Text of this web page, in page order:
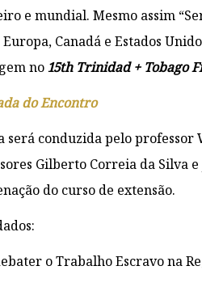
e mundial. Mesmo assim
Canadá e Estados
no15th Trinidad + Tobago
do Encontro
será conduzida pelo
Gilberto Correia da Silva
do curso de extensão.
o Trabalho Escravo na